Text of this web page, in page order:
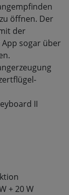
öffnen. Der
der
App sogar über
II
+ 20 W